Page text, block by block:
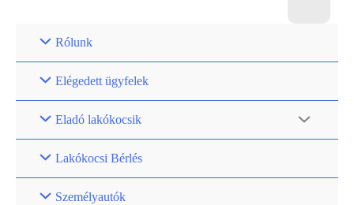
Rólunk
Elégedett ügyfelek
Eladó lakókocsik
Lakókocsi Bérlés
Személyautók